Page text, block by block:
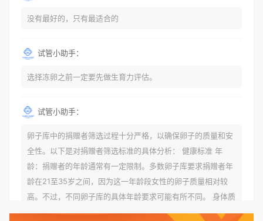
没有最好的，只有最适合的
试管小助手：
选择冻卵之前一定要先做生育力评估。
试管小助手：
卵子库中的捐赠者筛选过程十分严格，以确保卵子的质量和安
全性。以下是对捐赠者筛选标准的具体分析： 健康标准 年
龄：捐赠者的年龄通常有一定限制。多数卵子库要求捐赠者年
龄在21至35岁之间，因为这一年龄段女性的卵子质量相对较
高。不过，不同卵子库的具体年龄要求可能有所不同。 身体质
量指数（BMI）：捐赠者的BMI通常需要在正常范围内，以确